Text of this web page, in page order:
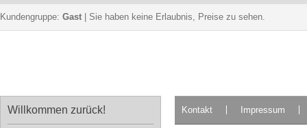
Kundengruppe: Gast | Sie haben keine Erlaubnis, Preise zu sehen.
Willkommen zurück! Kontakt Impressum